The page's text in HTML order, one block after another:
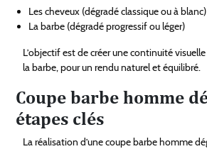
Les cheveux (dégradé classique ou à blanc)
La barbe (dégradé progressif ou léger)
L’objectif est de créer une continuité
la barbe, pour un rendu naturel et équilibré.
Coupe barbe homme
étapes clés
La réalisation d’une coupe barbe homme